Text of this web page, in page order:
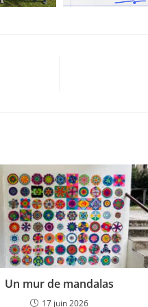
Un mur de mandalas
17 juin 2026